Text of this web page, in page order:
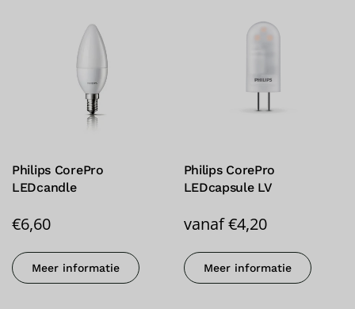
Philips CorePro
LEDcandle
€6,60
Meer informatie
Philips CorePro
LEDcapsule LV
vanaf €4,20
Meer informatie